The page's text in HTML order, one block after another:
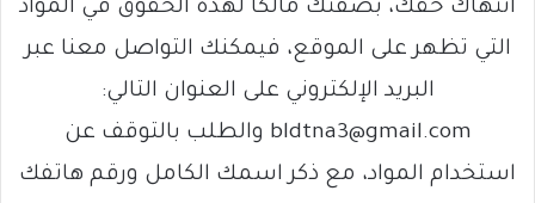
انتهاك حقك، بصفتك مالكًا لهذه الحقوق في المواد
التي تظهر على الموقع، فيمكنك التواصل معنا عبر
البريد الإلكتروني على العنوان التالي:
bldtna3@gmail.com والطلب بالتوقف عن
استخدام المواد، مع ذكر اسمك الكامل ورقم هاتفك